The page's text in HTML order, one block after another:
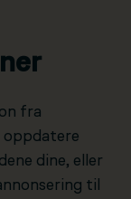
fra
dine, eller
til